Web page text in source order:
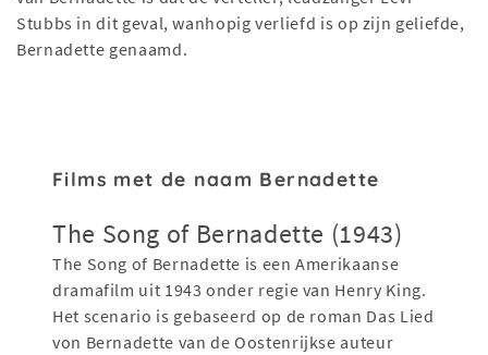
Stubbs in dit geval, wanhopig verliefd is op zijn geliefde,
Bernadette genaamd.
Films met de naam Bernadette
The Song of Bernadette (1943)
The Song of Bernadette is een Amerikaanse
dramafilm uit 1943 onder regie van Henry King.
Het scenario is gebaseerd op de roman Das Lied
von Bernadette van de Oostenrijkse auteur